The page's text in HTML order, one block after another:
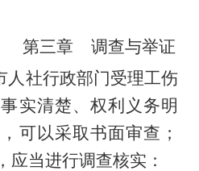
第三章
调查与举证
人社行政部门受理工伤
实清楚、权利义务明
可以采取书面审查；
应当进行调查核实：